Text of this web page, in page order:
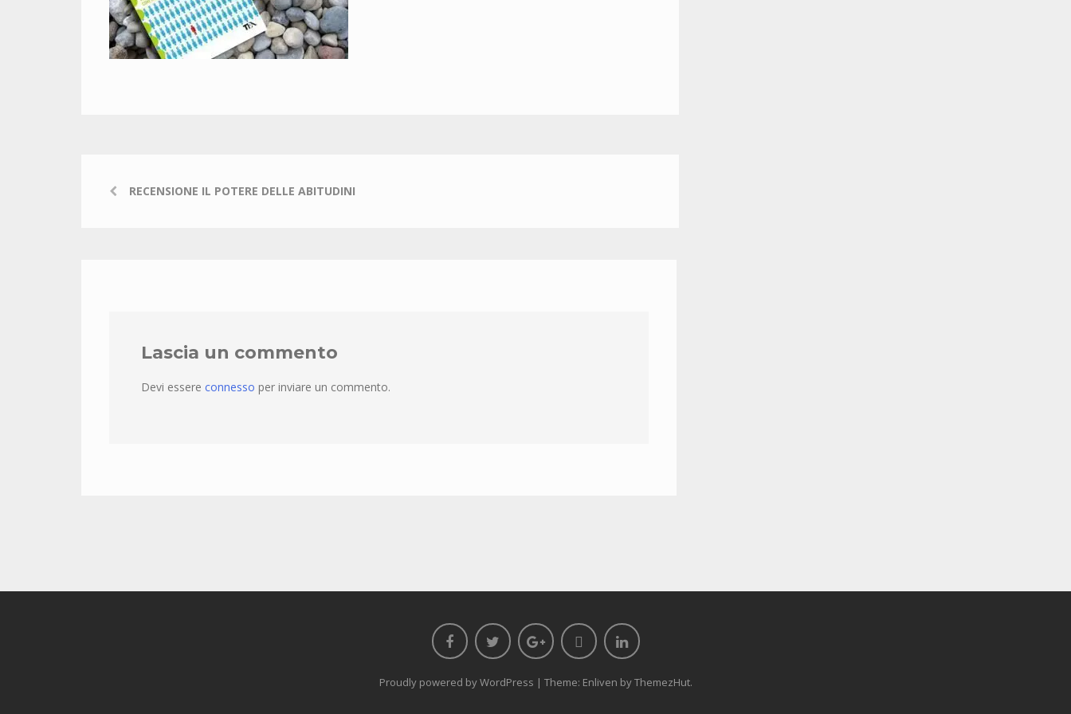
RECENSIONE IL POTERE DELLE ABITUDINI
Lascia un commento
Devi essere connesso per inviare un commento.
Proudly powered by WordPress | Theme: Enliven byThemezHut.